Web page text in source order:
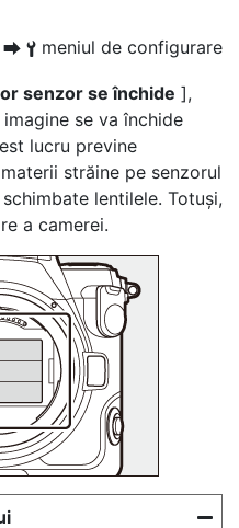
U B meniul de configurare
senzor se închide ],
se va închide
lucru previne
străine pe senzorul
lentilele. Totuși,
a camerei.